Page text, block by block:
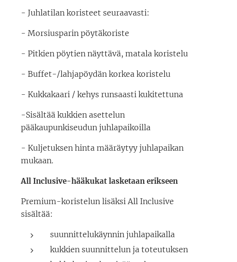
- Juhlatilan koristeet seuraavasti:
- Morsiusparin pöytäkoriste
- Pitkien pöytien näyttävä, matala koristelu
- Buffet-/lahjapöydän korkea koristelu
- Kukkakaari / kehys runsaasti kukitettuna
-Sisältää kukkien asettelun
pääkaupunkiseudun juhlapaikoilla
- Kuljetuksen hinta määräytyy juhlapaikan
mukaan.
All Inclusive-hääkukat lasketaan erikseen
Premium-koristelun lisäksi All Inclusive
sisältää:
suunnittelukäynnin juhlapaikalla
kukkien suunnittelun ja toteutuksen